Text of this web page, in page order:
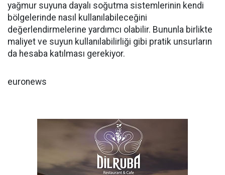
yağmur suyuna dayalı soğutma sistemlerinin kendi
bölgelerinde nasıl kullanılabileceğini
değerlendirmelerine yardımcı olabilir. Bununla birlikte
maliyet ve suyun kullanılabilirliği gibi pratik unsurların
da hesaba katılması gerekiyor.
euronews